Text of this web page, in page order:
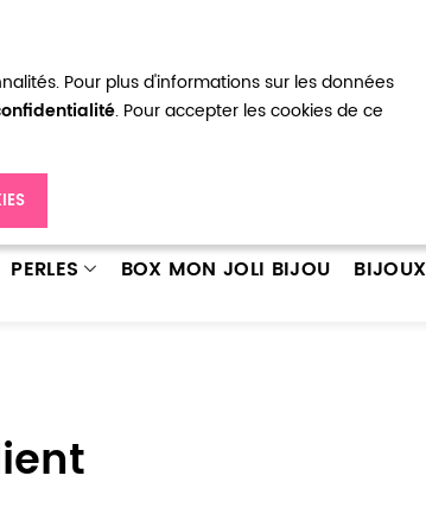
Pour plus d'informations sur les données
. Pour accepter les cookies de ce
Connexion Créer un compte
PERLES BOX MON JOLI BIJOU BIJOUX